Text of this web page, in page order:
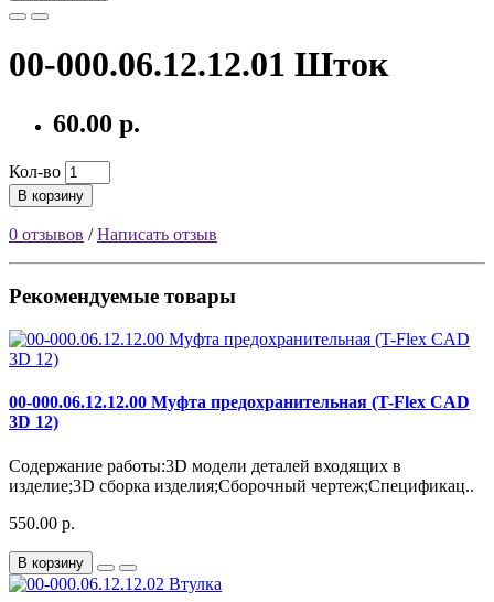
00-000.06.12.12.01 Шток
60.00 р.
Кол-во
В корзину
0 отзывов /Написать отзыв
Рекомендуемые товары
00-000.06.12.12.00 Муфта предохранительная (T-Flex CAD
3D 12)
Содержание работы:3D модели деталей входящих в
изделие;3D сборка изделия;Сборочный чертеж;Спецификац..
550.00 р.
В корзину